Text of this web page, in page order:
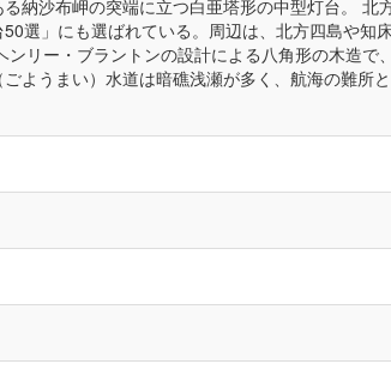
納沙布岬の突端に立つ白亜塔形の中型灯台。 北
選」にも選ばれている。周辺は、北方四島や知
リー・ブラントンの設計による八角形の木造で
ようまい）水道は暗礁浅瀬が多く、航海の難所